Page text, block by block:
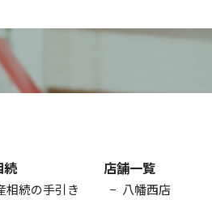
続
相続の手引き
店舗一覧
八幡西店